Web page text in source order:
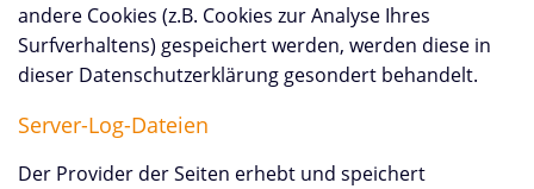
andere Cookies (z.B. Cookies zur Analyse Ihres
Surfverhaltens) gespeichert werden, werden diese in
dieser Datenschutzerklärung gesondert behandelt.
Server-Log-Dateien
Der Provider der Seiten erhebt und speichert